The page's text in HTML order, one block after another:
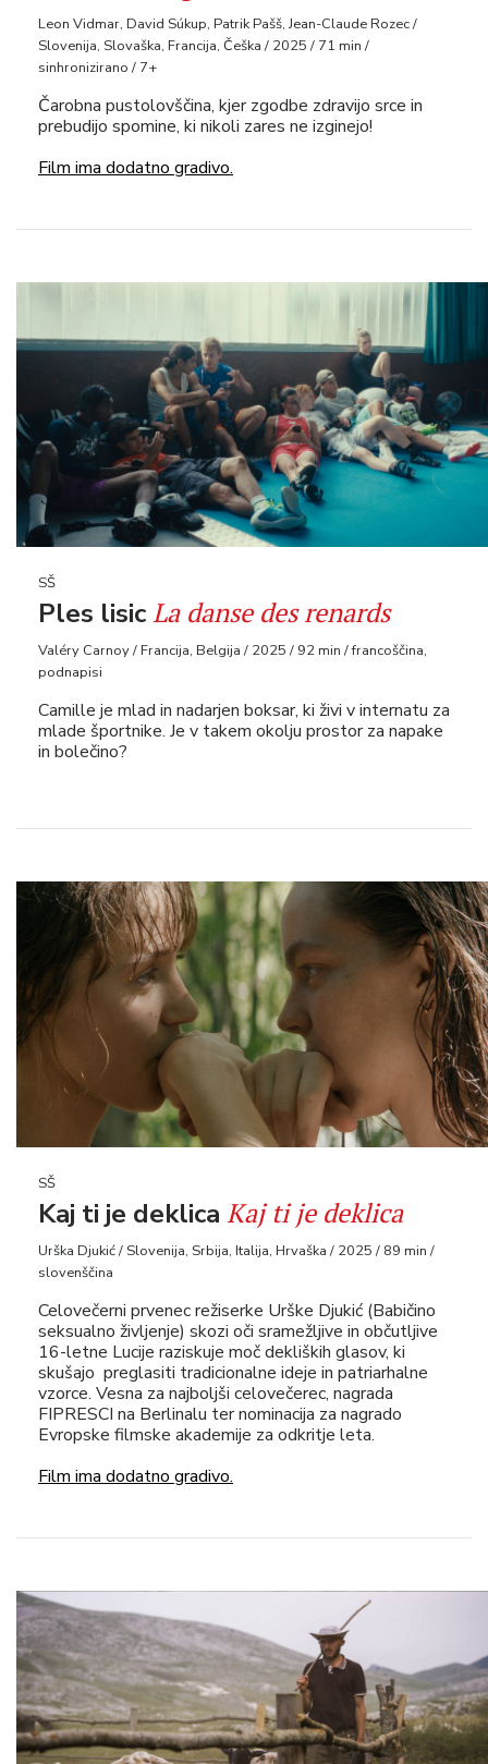
Leon Vidmar, David Súkup, Patrik Pašš, Jean-Claude Rozec /
Slovenija, Slovaška, Francija, Češka / 2025 / 71 min /
sinhronizirano / 7+
Čarobna pustolovščina, kjer zgodbe zdravijo srce in
prebudijo spomine, ki nikoli zares ne izginejo!
Film ima dodatno gradivo.
SŠ
Ples lisicLa danse des renards
Valéry Carnoy / Francija, Belgija / 2025 / 92 min / francoščina,
podnapisi
Camille je mlad in nadarjen boksar, ki živi v internatu za
mlade športnike. Je v takem okolju prostor za napake
in bolečino?
SŠ
Kaj ti je deklica Kaj ti je deklica
Urška Djukić / Slovenija, Srbija, Italija, Hrvaška / 2025 / 89 min /
slovenščina
Celovečerni prvenec režiserke Urške Djukić (Babičino
seksualno življenje) skozi oči sramežljive in občutljive
16-letne Lucije raziskuje moč dekliških glasov, ki
skušajo preglasiti tradicionalne ideje in patriarhalne
vzorce. Vesna za najboljši celovečerec, nagrada
FIPRESCI na Berlinalu ter nominacija za nagrado
Evropske filmske akademije za odkritje leta.
Film ima dodatno gradivo.